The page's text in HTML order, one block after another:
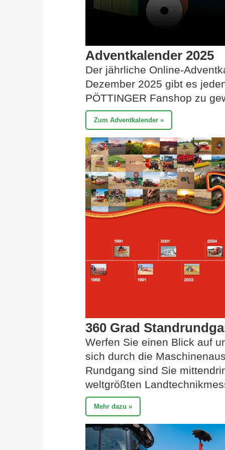
Adventkalender 2025
Der jährliche Online-
Dezember 2025 gibt es
PÖTTINGER Fanshop zu
Zum Adventkalender »
360 Grad
Werfen Sie einen Blick auf
sich durch die
Rundgang sind Sie
weltgrößten
Mehr dazu »